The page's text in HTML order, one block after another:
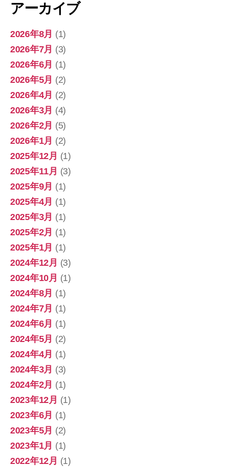
アーカイブ
2026年8月 (1)
2026年7月 (3)
2026年6月 (1)
2026年5月 (2)
2026年4月 (2)
2026年3月 (4)
2026年2月 (5)
2026年1月 (2)
2025年12月 (1)
2025年11月 (3)
2025年9月 (1)
2025年4月 (1)
2025年3月 (1)
2025年2月 (1)
2025年1月 (1)
2024年12月 (3)
2024年10月 (1)
2024年8月 (1)
2024年7月 (1)
2024年6月 (1)
2024年5月 (2)
2024年4月 (1)
2024年3月 (3)
2024年2月 (1)
2023年12月 (1)
2023年6月 (1)
2023年5月 (2)
2023年1月 (1)
2022年12月 (1)